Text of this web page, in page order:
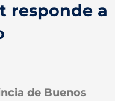
responde a
de Buenos